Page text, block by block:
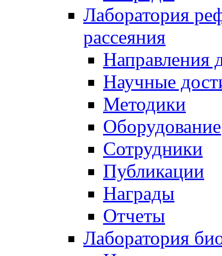
Лаборатория
рассеяния
Направления
Научные
Методики
Оборудование
Сотрудники
Публикации
Награды
Отчеты
Лаборатория